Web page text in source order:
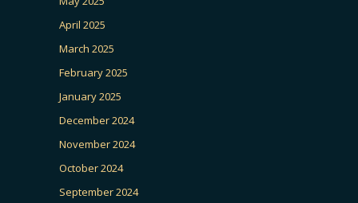
April 2025
March 2025
February 2025
January 2025
December 2024
November 2024
October 2024
September 2024